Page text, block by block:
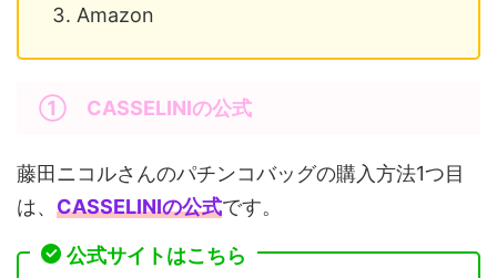
Amazon
① CASSELINIの公式
藤田ニコルさんのパチンコバッグの購入方法1つ目
は、 CASSELINIの公式です。
公式サイトはこちら